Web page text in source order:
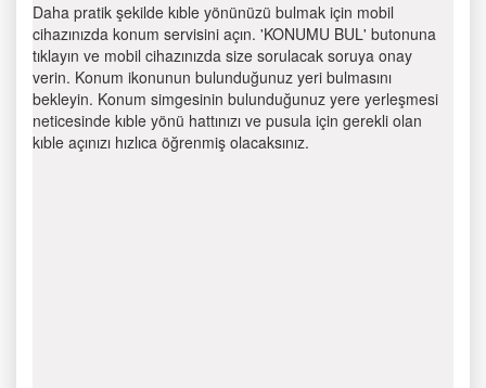
Daha pratik şekilde kıble yönünüzü bulmak için mobil
cihazınızda konum servisini açın. 'KONUMU BUL' butonuna
tıklayın ve mobil cihazınızda size sorulacak soruya onay
verin. Konum ikonunun bulunduğunuz yeri bulmasını
bekleyin. Konum simgesinin bulunduğunuz yere yerleşmesi
neticesinde kıble yönü hattınızı ve pusula için gerekli olan
kıble açınızı hızlıca öğrenmiş olacaksınız.